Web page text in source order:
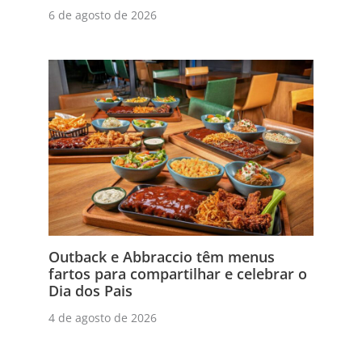
6 de agosto de 2026
Outback e Abbraccio têm menus
fartos para compartilhar e celebrar o
Dia dos Pais
4 de agosto de 2026